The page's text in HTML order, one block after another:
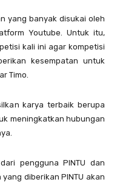
yang banyak disukai oleh
Youtube. Untuk itu,
kali ini agar kompetisi
kesempatan untuk
Timo.
karya terbaik berupa
meningkatkan hubungan
pengguna PINTU dan
diberikan PINTU akan